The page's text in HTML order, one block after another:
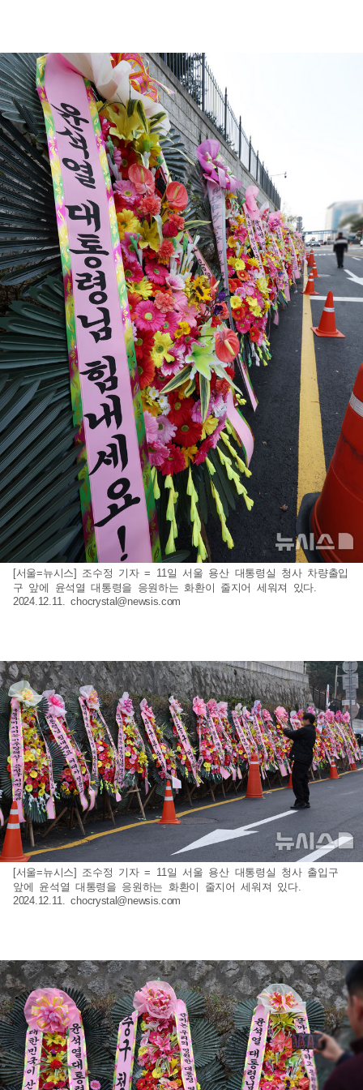
[서울=뉴시스] 조수정 기자 = 11일 서울 용산 대통령실 청사 차량출입
구 앞에 윤석열 대통령을 응원하는 화환이 줄지어 세워져 있다.
2024.12.11.chocrystal@newsis.com
[서울=뉴시스] 조수정 기자 = 11일 서울 용산 대통령실 청사 출입구
앞에 윤석열 대통령을 응원하는 화환이 줄지어 세워져 있다.
2024.12.11.chocrystal@newsis.com